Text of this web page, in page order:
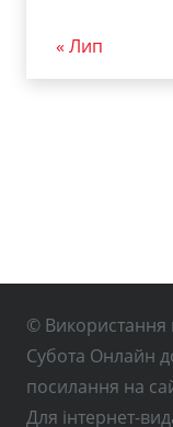
« Лип
© Використання
Субота Онлайн
посилання на
Для інтернет-